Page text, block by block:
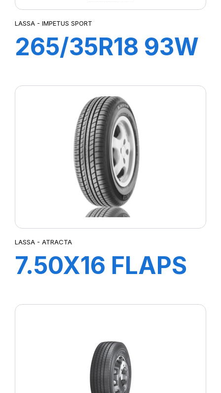
LASSA - IMPETUS SPORT
265/35R18 93W
SPORT
LASSA - ATRACTA
7.50X16 FLAPS